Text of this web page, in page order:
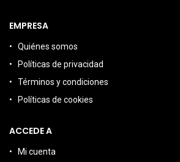
EMPRESA
Quiénes somos
Políticas de privacidad
Términos y condiciones
Políticas de cookies
ACCEDE A
Mi cuenta